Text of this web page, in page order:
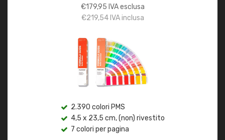
€179,95 IVA esclusa
€219,54IVA inclusa
2.390 colori PMS
4,5 x 23,5 cm, (non) rivestito
7 colori per pagina